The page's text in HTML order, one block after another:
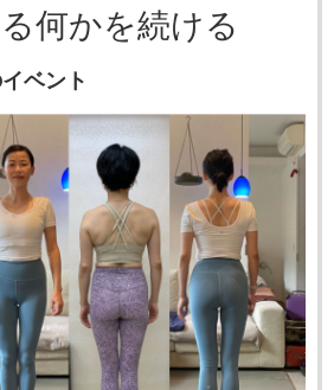
何かを続ける
ベント